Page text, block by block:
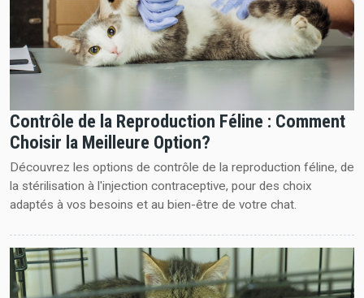
Contrôle de la Reproduction Féline : Comment
Choisir la Meilleure Option?
Découvrez les options de contrôle de la reproduction féline, de
la stérilisation à l'injection contraceptive, pour des choix
adaptés à vos besoins et au bien-être de votre chat.